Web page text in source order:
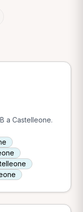
a Castelleone.